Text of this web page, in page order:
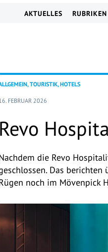
AKTUELLES RUBRIKEN
TOURISTIK, HOTELS
FEBRUAR 2026
Revo
die Revo
Das
noch im Mövenpick